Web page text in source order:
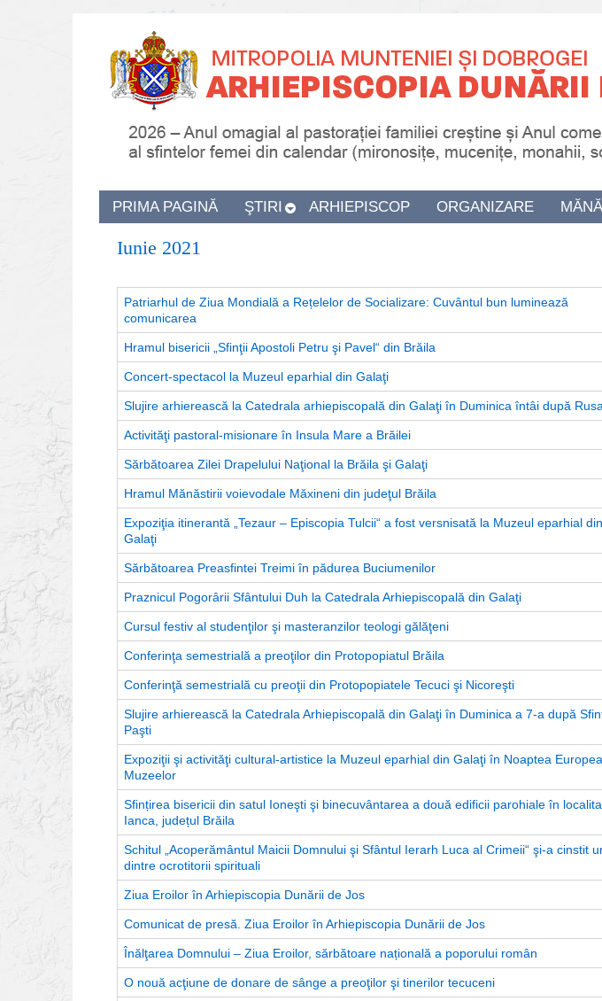
PRIMA PAGINĂ ŞTIRI ARHIEPISCOP ORGANIZARE
Iunie 2021
Patriarhul de Ziua Mondială a Rețelelor de Socializare: Cuvântul bun luminează
comunicarea
Hramul bisericii „Sfinţii Apostoli Petru şi Pavel“ din Brăila
Concert-spectacol la Muzeul eparhial din Galaţi
Slujire arhierească la Catedrala arhiepiscopală din Galaţi în Duminica întâi după
Activităţi pastoral-misionare în Insula Mare a Brăilei
Sărbătoarea Zilei Drapelului Naţional la Brăila şi Galaţi
Hramul Mănăstirii voievodale Măxineni din judeţul Brăila
Expoziţia itinerantă „Tezaur – Episcopia Tulcii“ a fost versnisată la Muzeul eparhial din
Galaţi
Sărbătoarea Preasfintei Treimi în pădurea Buciumenilor
Praznicul Pogorârii Sfântului Duh la Catedrala Arhiepiscopală din Galaţi
Cursul festiv al studenţilor şi masteranzilor teologi gălăţeni
Conferinţa semestrială a preoţilor din Protopopiatul Brăila
Conferinţă semestrială cu preoţii din Protopopiatele Tecuci şi Nicoreşti
Slujire arhierească la Catedrala Arhiepiscopală din Galaţi în Duminica a 7-a după
Paşti
Expoziţii şi activităţi cultural-artistice la Muzeul eparhial din Galaţi în Noaptea
Muzeelor
Sfințirea bisericii din satul Ioneşti şi binecuvântarea a două edificii parohiale în
Ianca, județul Brăila
Schitul „Acoperământul Maicii Domnului şi Sfântul Ierarh Luca al Crimeii“ şi-a cinstit
dintre ocrotitorii spirituali
Ziua Eroilor în Arhiepiscopia Dunării de Jos
Comunicat de presă. Ziua Eroilor în Arhiepiscopia Dunării de Jos
Înălţarea Domnului – Ziua Eroilor, sărbătoare națională a poporului român
O nouă acţiune de donare de sânge a preoţilor şi tinerilor tecuceni